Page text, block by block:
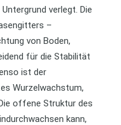
verlegt. Die
–
von Boden,
für die Stabilität
ist der
Wurzelwachstum,
offene Struktur des
kann,